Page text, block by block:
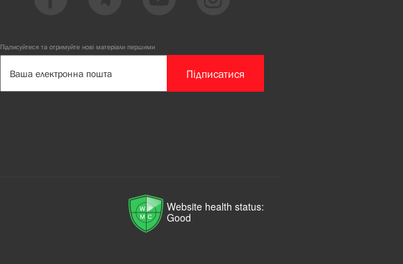
Підписуйтеся та отримуйте нові матеріали першими
Підписатися
Website health status:
Good